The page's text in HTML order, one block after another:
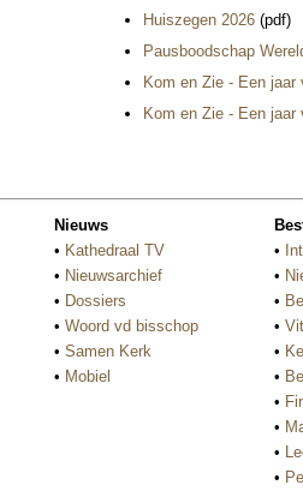
Huiszegen 2026 (pdf)
Pausboodschap
Kom en Zie - Een
Kom en Zie - Een
Nieuws
• Kathedraal TV
• Nieuwsarchief
• Dossiers
• Woord vd bisschop
• Samen Kerk
• Mobiel
•
•
•
•
•
•
•
•
•
•